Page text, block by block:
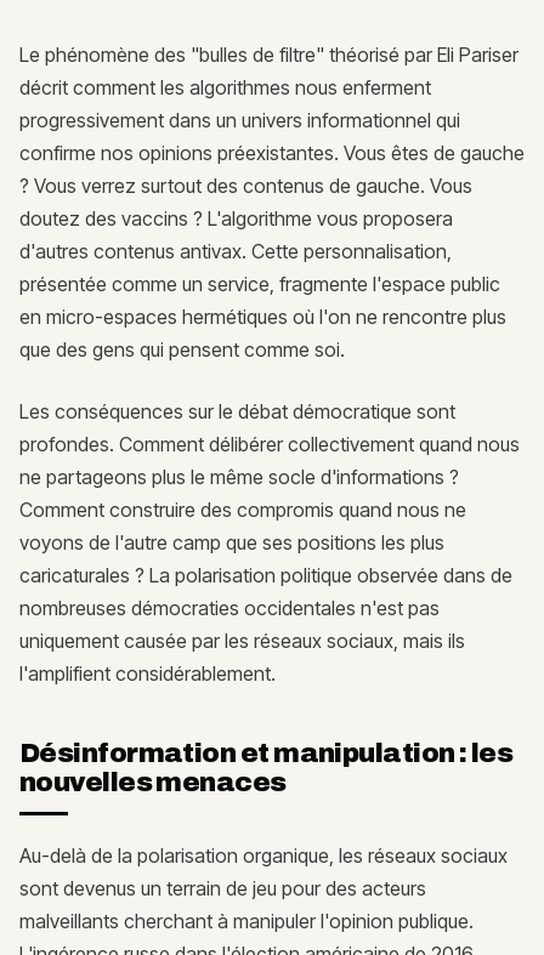
Le phénomène des "bulles de filtre" théorisé par Eli Pariser
décrit comment les algorithmes nous enferment
progressivement dans un univers informationnel qui
confirme nos opinions préexistantes. Vous êtes de gauche
? Vous verrez surtout des contenus de gauche. Vous
doutez des vaccins ? L'algorithme vous proposera
d'autres contenus antivax. Cette personnalisation,
présentée comme un service, fragmente l'espace public
en micro-espaces hermétiques où l'on ne rencontre plus
que des gens qui pensent comme soi.
Les conséquences sur le débat démocratique sont
profondes. Comment délibérer collectivement quand nous
ne partageons plus le même socle d'informations ?
Comment construire des compromis quand nous ne
voyons de l'autre camp que ses positions les plus
caricaturales ? La polarisation politique observée dans de
nombreuses démocraties occidentales n'est pas
uniquement causée par les réseaux sociaux, mais ils
l'amplifient considérablement.
Désinformation et manipulation : les
nouvelles menaces
Au-delà de la polarisation organique, les réseaux sociaux
sont devenus un terrain de jeu pour des acteurs
malveillants cherchant à manipuler l'opinion publique.